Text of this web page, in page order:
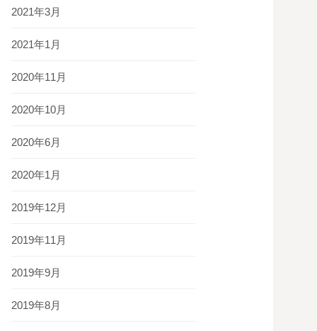
2021年3月
2021年1月
2020年11月
2020年10月
2020年6月
2020年1月
2019年12月
2019年11月
2019年9月
2019年8月